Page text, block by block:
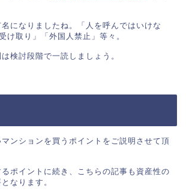
になりましたね。「人を呼んではいけな
け取り」「外国人禁止」等々。
検討段階で一読しましょう。
ンションを買うポイントをご説明させて頂
るポイントに続き、こちらの記事も資産性の
なります。